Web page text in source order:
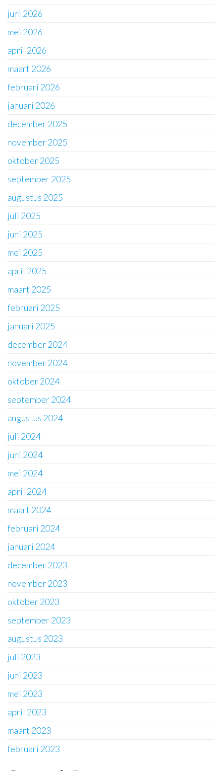
juni 2026
mei 2026
april 2026
maart 2026
februari 2026
januari 2026
december 2025
november 2025
oktober 2025
september 2025
augustus 2025
juli 2025
juni 2025
mei 2025
april 2025
maart 2025
februari 2025
januari 2025
december 2024
november 2024
oktober 2024
september 2024
augustus 2024
juli 2024
juni 2024
mei 2024
april 2024
maart 2024
februari 2024
januari 2024
december 2023
november 2023
oktober 2023
september 2023
augustus 2023
juli 2023
juni 2023
mei 2023
april 2023
maart 2023
februari 2023